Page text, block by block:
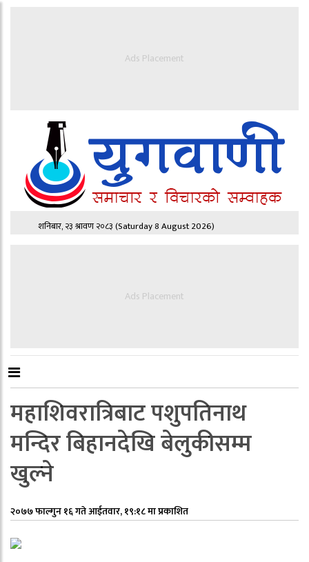
Ads Placement
शनिबार, २३ श्रावण २०८३(Saturday 8 August 2026)
Ads Placement
महाशिवरात्रिबाट पशुपतिनाथ
मन्दिर बिहानदेखि बेलुकीसम्म
खुल्ने
२०७७ फाल्गुन १६ गते आईतवार, १९:१८ मा प्रकाशित